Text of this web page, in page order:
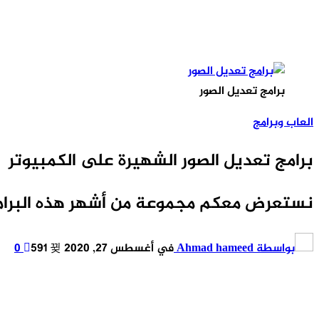
برامج تعديل الصور
العاب وبرامج
برامج تعديل الصور الشهيرة على الكمبيوتر
نستعرض معكم مجموعة من أشهر هذه
بواسطةAhmad hameedفيأغسطس 27, 2020 0